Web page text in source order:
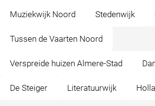
Muziekwijk Noord Stedenwijk
Tussen de Vaarten Noord
Verspreide huizen Almere-Stad
De Steiger Literatuurwijk